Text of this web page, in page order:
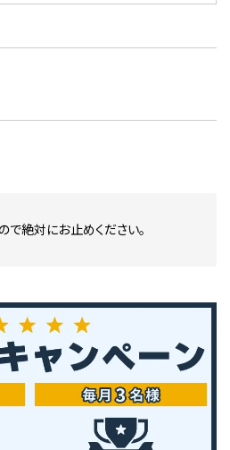
絶対にお止めください。